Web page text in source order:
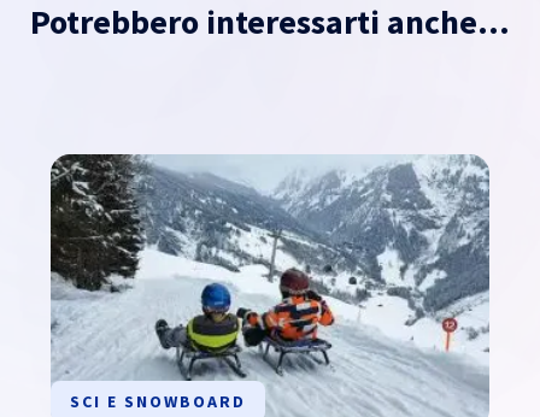
Potrebbero interessarti anche...
SCI E SNOWBOARD